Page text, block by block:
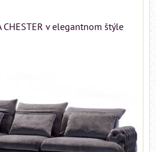
CHESTER v elegantnom štýle